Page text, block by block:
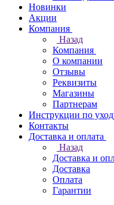
Новинки
Акции
Компания
Назад
Компания
О компании
Отзывы
Реквизиты
Магазины
Партнерам
Инструкции по
Контакты
Доставка и оплата
Назад
Доставка и
Доставка
Оплата
Гарантии